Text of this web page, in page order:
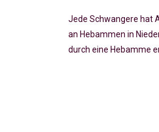
Jede Schwangere hat
an Hebammen in
durch eine Hebamme